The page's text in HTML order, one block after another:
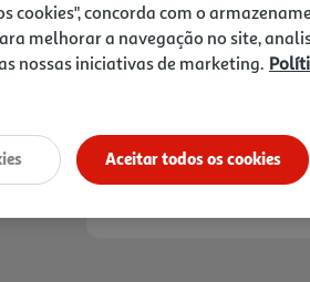
Notas de preparação
cookies", concorda com o
melhorar a navegação no site,
nossas iniciativas de marketing.
Aceitar todos os cookies